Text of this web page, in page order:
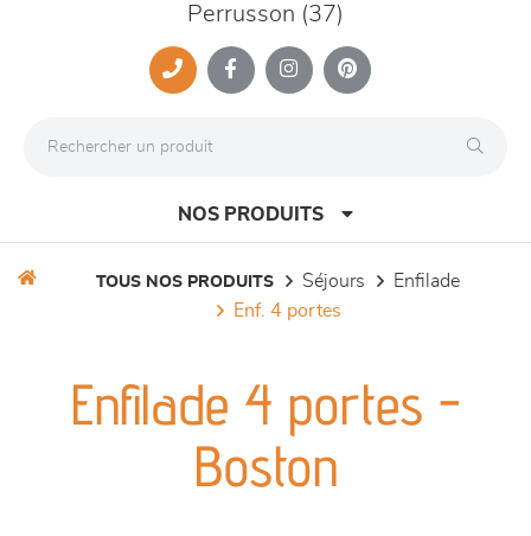
Perrusson (37)
NOS PRODUITS
séjours
meubles de complément
TOUS NOS PRODUITS séjours
enfilade
enf. 4 portes
Enfilade 4 portes -
Boston